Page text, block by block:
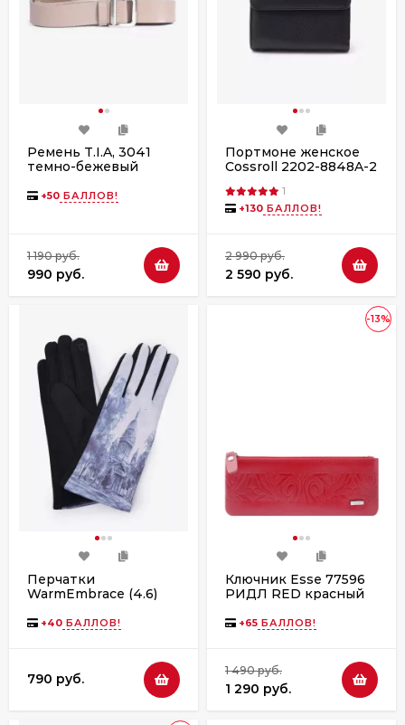
Ремень T.I.A, 3041
темно-бежевый
+50 БАЛЛОВ!
1 190 руб.
990 руб.
Портмоне женское
Cossroll 2202-8848A-2
1
+130 БАЛЛОВ!
2 990 руб.
2 590 руб.
Перчатки
WarmEmbrace (4.6)
+40 БАЛЛОВ!
790 руб.
-13%
Ключник Esse 77596
РИДЛ RED красный
+65 БАЛЛОВ!
1 490 руб.
1 290 руб.